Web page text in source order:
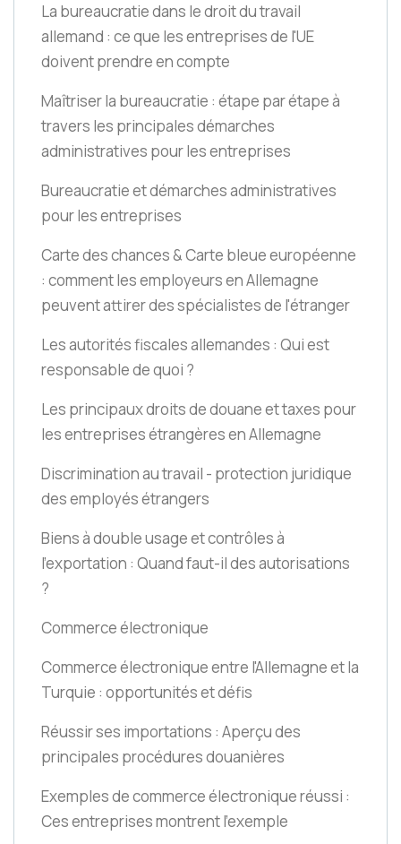
La bureaucratie dans le droit du travail
allemand : ce que les entreprises de l'UE
doivent prendre en compte
Maîtriser la bureaucratie : étape par étape à
travers les principales démarches
administratives pour les entreprises
Bureaucratie et démarches administratives
pour les entreprises
Carte des chances & Carte bleue européenne
: comment les employeurs en Allemagne
peuvent attirer des spécialistes de l'étranger
Les autorités fiscales allemandes : Qui est
responsable de quoi ?
Les principaux droits de douane et taxes pour
les entreprises étrangères en Allemagne
Discrimination au travail - protection juridique
des employés étrangers
Biens à double usage et contrôles à
l'exportation : Quand faut-il des autorisations
?
Commerce électronique
Commerce électronique entre l'Allemagne et la
Turquie : opportunités et défis
Réussir ses importations : Aperçu des
principales procédures douanières
Exemples de commerce électronique réussi :
Ces entreprises montrent l'exemple